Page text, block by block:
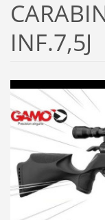
INF.7,5J